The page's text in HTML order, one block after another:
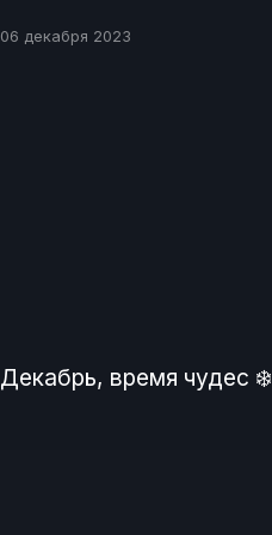
06 декабря 2023
Декабрь, время чудес ❄️